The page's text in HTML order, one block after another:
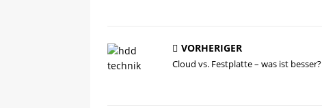
VORHERIGER
Cloud vs. Festplatte – was ist besser?